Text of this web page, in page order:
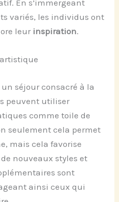
En s’immergeant
variés, les individus ont
leur inspiration.
séjour consacré à la
peuvent utiliser
comme toile de
seulement cela permet
mais cela favorise
nouveaux styles et
sont
ainsi ceux qui